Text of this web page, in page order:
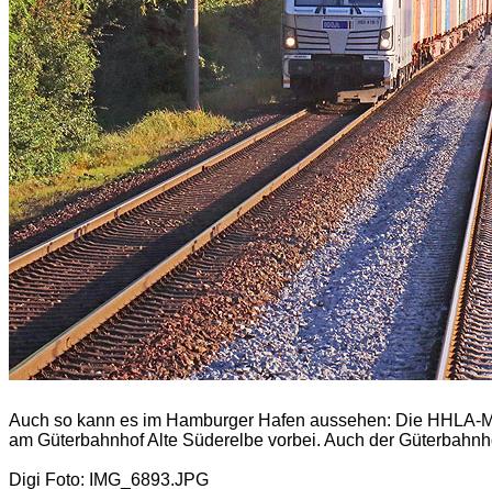
Auch so kann es im Hamburger Hafen aussehen: Die
am Güterbahnhof Alte Süderelbe vorbei. Auch der
Digi Foto: IMG_6893.JPG